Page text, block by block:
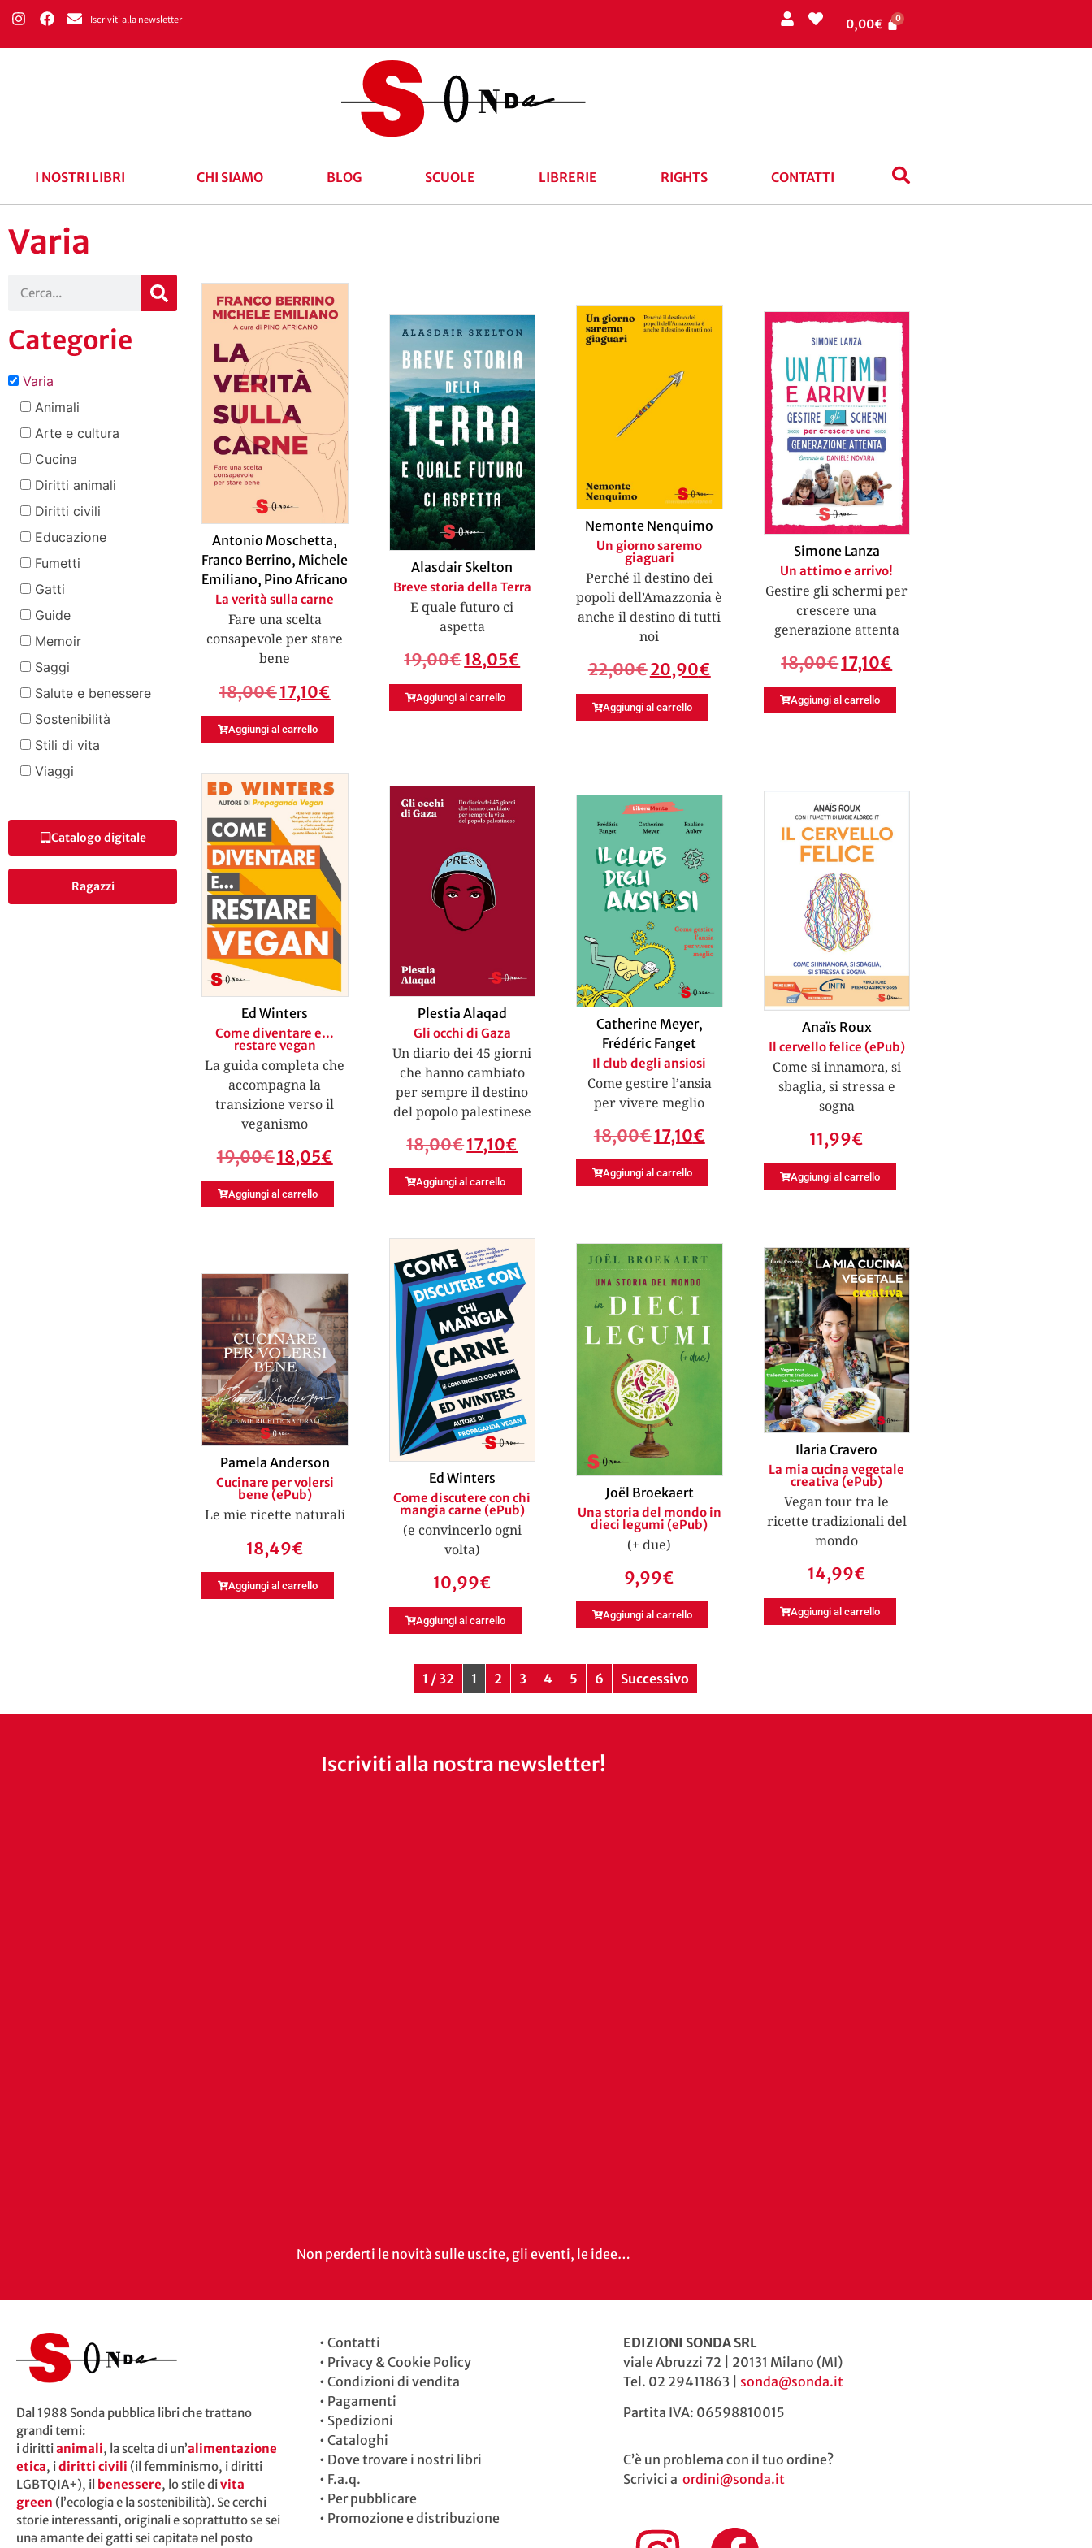
Iscriviti alla newsletter 0,00€
I NOSTRI LIBRI CHI SIAMO BLOG SCUOLE LIBRERIE RIGHTS CONTATTI
Varia
Categorie
Varia
Animali
Arte e cultura
Cucina
Diritti animali
Diritti civili
Educazione
Fumetti
Gatti
Guide
Memoir
Saggi
Salute e benessere
Sostenibilità
Stili di vita
Viaggi
Catalogo digitale
Ragazzi
Antonio Moschetta,
Franco Berrino, Michele
Emiliano, Pino Africano
La verità sulla carne
Fare una scelta
consapevole per stare
bene
18,00€17,10€
Aggiungi al carrello
Alasdair Skelton
Breve storia della Terra
E quale futuro ci
aspetta
19,00€18,05€
Aggiungi al carrello
Nemonte Nenquimo
Un giorno saremo
giaguari
Perché il destino dei
popoli dell’Amazzonia è
anche il destino di tutti
noi
22,00€20,90€
Aggiungi al carrello
Simone Lanza
Un attimo e arrivo!
Gestire gli schermi per
crescere una
generazione attenta
18,00€17,10€
Aggiungi al carrello
Ed Winters
Come diventare e…
restare vegan
La guida completa che
accompagna la
transizione verso il
veganismo
19,00€18,05€
Aggiungi al carrello
Plestia Alaqad
Gli occhi di Gaza
Un diario dei 45 giorni
che hanno cambiato
per sempre il destino
del popolo palestinese
18,00€17,10€
Aggiungi al carrello
Catherine Meyer,
Frédéric Fanget
Il club degli ansiosi
Come gestire l’ansia
per vivere meglio
18,00€17,10€
Aggiungi al carrello
Anaïs Roux
Il cervello felice (ePub)
Come si innamora, si
sbaglia, si stressa e
sogna
11,99€
Aggiungi al carrello
Pamela Anderson
Cucinare per volersi
bene (ePub)
Le mie ricette naturali
18,49€
Aggiungi al carrello
Ed Winters
Come discutere con chi
mangia carne (ePub)
(e convincerlo ogni
volta)
10,99€
Aggiungi al carrello
Joël Broekaert
Una storia del mondo in
dieci legumi (ePub)
(+ due)
9,99€
Aggiungi al carrello
Ilaria Cravero
La mia cucina vegetale
creativa (ePub)
Vegan tour tra le
ricette tradizionali del
mondo
14,99€
Aggiungi al carrello
1 / 32 1 2 3 4 5 6 Successivo
Iscriviti alla nostra newsletter!
Non perderti le novità sulle uscite, gli eventi, le idee…
Dal 1988 Sonda pubblica libri che trattano
grandi temi:
i dirittianimali, la scelta di un’alimentazione
etica, idiritti civili (il femminismo, i diritti
LGBTQIA+), il benessere, lo stile divita
green (l’ecologia e la sostenibilità). Se cerchi
storie interessanti, originali e soprattutto se sei
unə amante dei gatti sei capitatə nel posto
•Contatti
• Privacy & Cookie Policy
•Condizioni di vendita
• Pagamenti
• Spedizioni
•Cataloghi
• Dove trovare i nostri libri
• F.a.q.
• Per pubblicare
• Promozione e distribuzione
EDIZIONI SONDA SRL
viale Abruzzi 72 | 20131 Milano (MI)
Tel. 02 29411863 | sonda@sonda.it
Partita IVA: 06598810015
C’è un problema con il tuo ordine?
Scrivici a ordini@sonda.it